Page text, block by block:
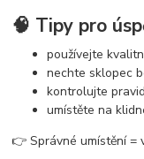
🧠 Tipy pro
používejte
nechte sklopec
kontrolujte
umístěte na
👉 Správné umístění =